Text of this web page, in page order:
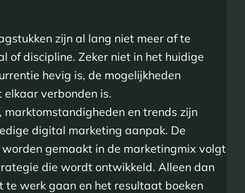
zijn al lang niet meer af te
of discipline. Zeker niet in het huidige
hevig is, de mogelijkheden
elkaar verbonden is.
marktomstandigheden en trends zijn
digital marketing aanpak. De
worden gemaakt in de marketingmix volgt
die wordt ontwikkeld. Alleen dan
te werk gaan en het resultaat boeken